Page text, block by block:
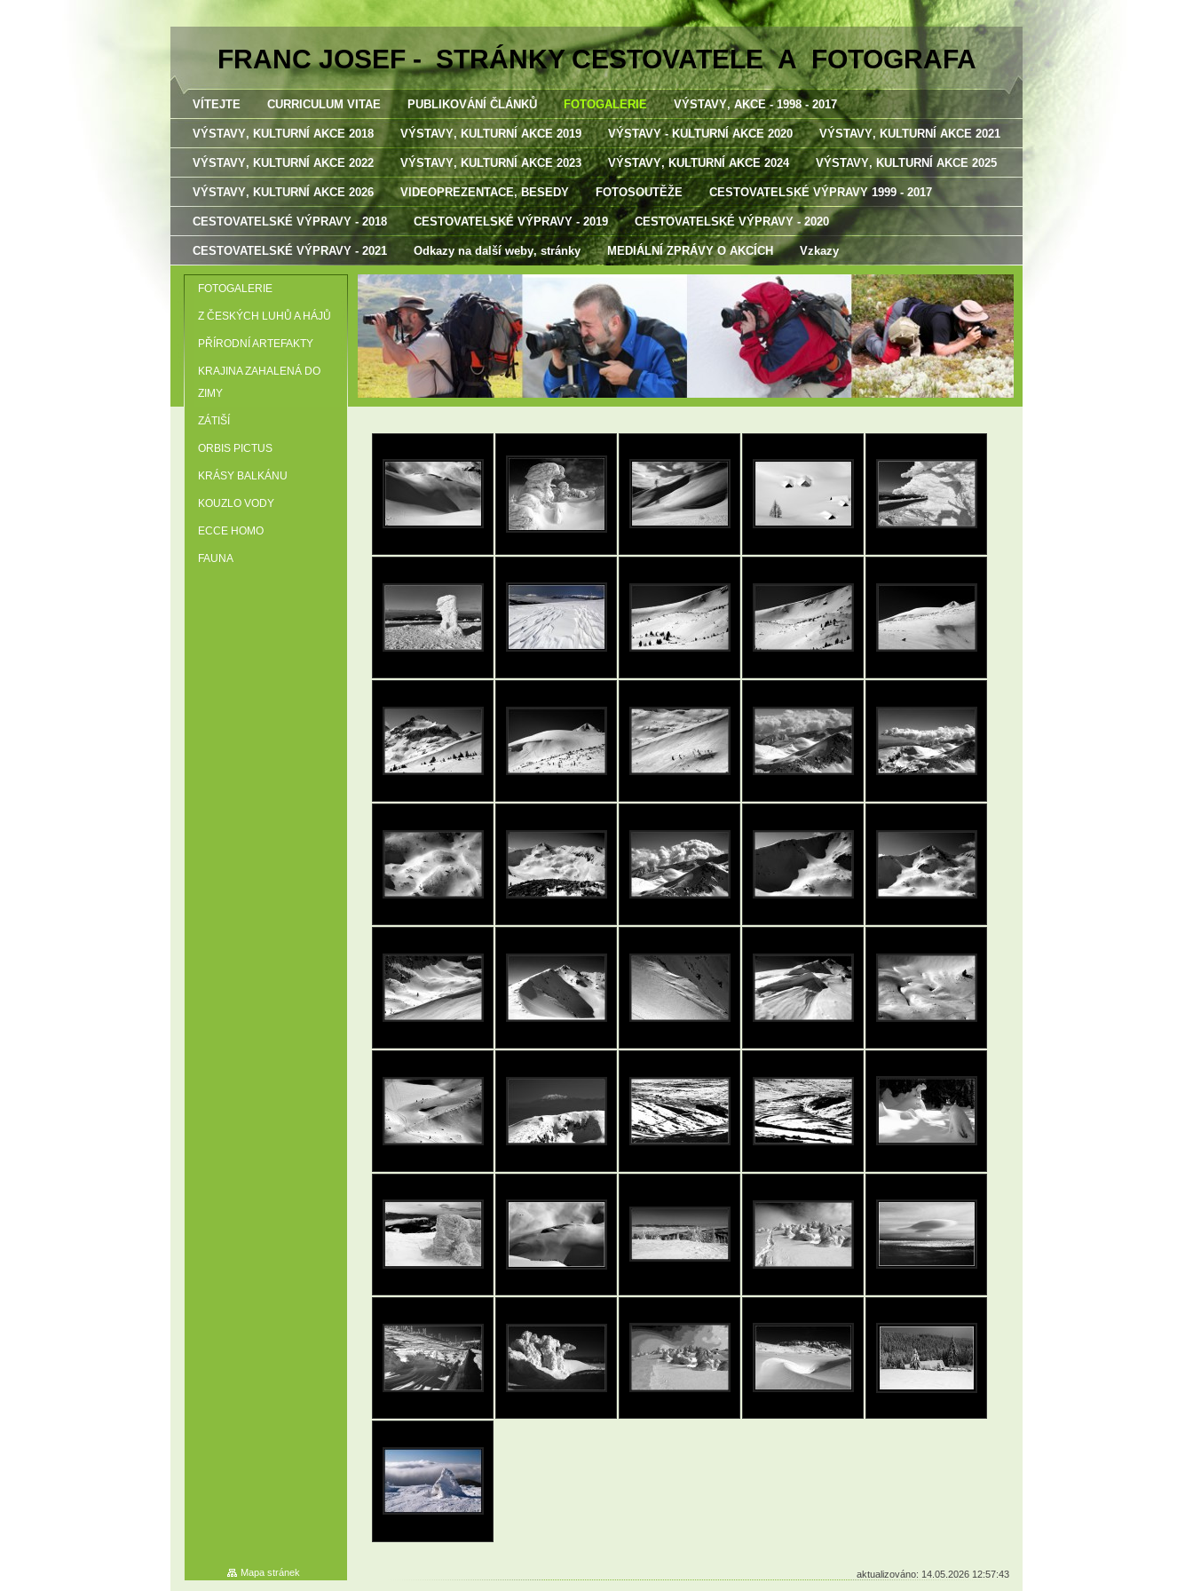
FRANC JOSEF - STRÁNKY CESTOVATELE A FOTOGRAFA
VÍTEJTE CURRICULUM VITAE PUBLIKOVÁNÍ ČLÁNKŮ FOTOGALERIE VÝSTAVY‚ AKCE - 1998 - 2017
VÝSTAVY‚ KULTURNÍ AKCE 2018 VÝSTAVY‚ KULTURNÍ AKCE 2019 VÝSTAVY - KULTURNÍ AKCE 2020 VÝSTAVY‚ KULTURNÍ AKCE 2021
VÝSTAVY‚ KULTURNÍ AKCE 2022 VÝSTAVY‚ KULTURNÍ AKCE 2023 VÝSTAVY‚ KULTURNÍ AKCE 2024 VÝSTAVY‚ KULTURNÍ AKCE 2025
VÝSTAVY‚ KULTURNÍ AKCE 2026 VIDEOPREZENTACE‚ BESEDY FOTOSOUTĚŽE CESTOVATELSKÉ VÝPRAVY 1999 - 2017
CESTOVATELSKÉ VÝPRAVY - 2018 CESTOVATELSKÉ VÝPRAVY - 2019 CESTOVATELSKÉ VÝPRAVY - 2020
CESTOVATELSKÉ VÝPRAVY - 2021 Odkazy na další weby‚ stránky MEDIÁLNÍ ZPRÁVY O AKCÍCH Vzkazy
FOTOGALERIE
Z ČESKÝCH LUHŮ A HÁJŮ
PŘÍRODNÍ ARTEFAKTY
KRAJINA ZAHALENÁ DO
ZIMY
ZÁTIŠÍ
ORBIS PICTUS
KRÁSY BALKÁNU
KOUZLO VODY
ECCE HOMO
FAUNA
aktualizováno: 14.05.2026 12:57:43
Mapa stránek